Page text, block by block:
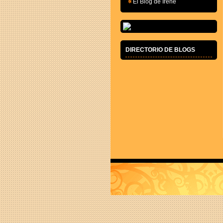
El Blog de Irene
DIRECTORIO DE BLOGS